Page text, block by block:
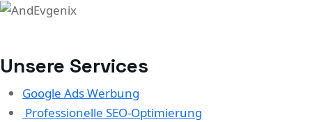
Unsere Services
Google Ads Werbung
Professionelle SEO-Optimierung